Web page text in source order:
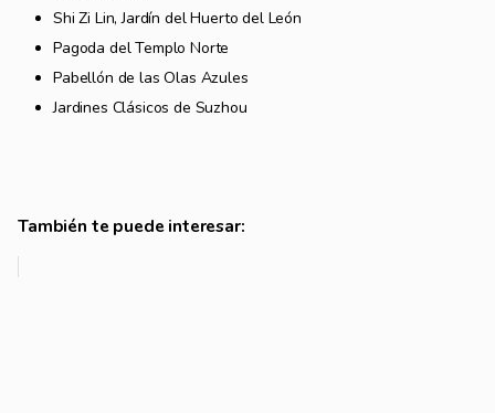
Shi Zi Lin, Jardín del Huerto del León
Pagoda del Templo Norte
Pabellón de las Olas Azules
Jardines Clásicos de Suzhou
También te puede interesar: